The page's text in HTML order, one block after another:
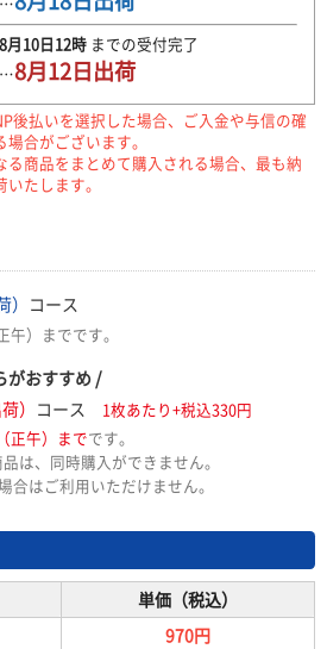
8月10日12時までの受付完了
…8月12日出荷
後払いを選択した場合、ご入金や与信の確
合がございます。
商品をまとめて購入される場合、最も納
たします。
コース
）までです。
がおすすめ /
） コース
1枚あたり+税込330円
正午）までです。
は、同時購入ができません。
はご利用いただけません。
単価（税込）
970円